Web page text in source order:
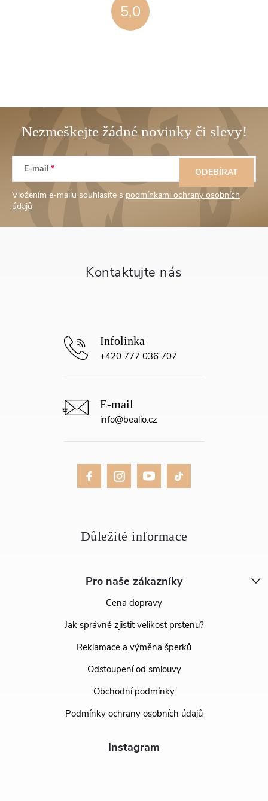
5,0
Z
p
E-mail
Vložením e-mailu souhlasíte s podmínkami ochrany osobních
údajů
ODEBÍRAT
Pro naše zákazníky
Cena dopravy
Jak správně zjistit velikost prstenu?
Reklamace a výměna šperků
Odstoupení od smlouvy
Obchodní podmínky
Podmínky ochrany osobních údajů
Instagram
info@bealio.cz
+420 777 036 707